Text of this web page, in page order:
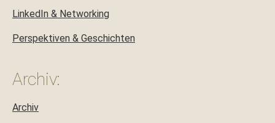
LinkedIn & Networking
Perspektiven & Geschichten
Archiv:
Archiv